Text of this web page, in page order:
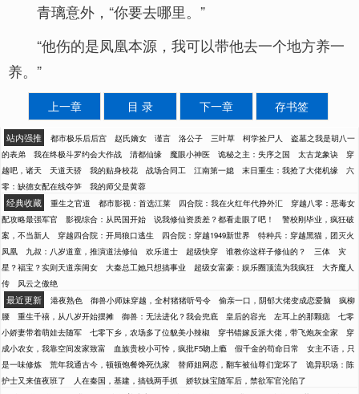
青璃意外，“你要去哪里。”
“他伤的是凤凰本源，我可以带他去一个地方养一
养。”
上一章 目 录 下一章 存书签
站内强推 都市极乐后后宫 赵氏嫡女 谨言 洛公子 三叶草 柯学捡尸人
盗墓之我是胡八一
的表弟
我在终极斗罗约会大作战 清都仙缘 魔眼小神医 诡秘之主：失序之国 太古龙象诀
穿
越吧，诸天
天道天骄 我的贴身校花 战场合同工 江南第一媳 末日重生：我抢了大佬机缘
六
零：缺德女配在线夺笋
我的师父是黄蓉
经典收藏 重生之官道 都市影视：首选江莱 四合院：我在火红年代挣外汇
穿越八零：恶毒女
配攻略最强军官
影视综合：从民国开始 说我修仙资质差？都看走眼了吧！
警校刚毕业，疯狂破
案，不当新人
穿越四合院：开局狼口逃生 四合院：穿越1949新世界
特种兵：穿越黑猫，团灭火
凤凰
九叔：八岁道童，推演道法修仙 欢乐道士 超级快穿 谁教你这样子修仙的？ 三体
灾
星？福宝？实则天道亲闺女
大秦总工她只想搞事业 超级女富豪：娱乐圈顶流为我疯狂
大齐魔人
传
风云之傲绝
最近更新 港夜熟色 御兽小师妹穿越，全村猪猪听号令 偷亲一口，阴郁大佬变成恋爱脑
疯柳
腰
重生千禧，从八岁开始摆摊 御兽：无法进化？我会兜底 皇后的容光 左耳上的那颗痣
七零
小娇妻带着萌娃去随军
七零下乡，农场多了位貌美小辣椒 穿书错嫁反派大佬，带飞炮灰全家
穿
成小农女，我靠空间发家致富
血族贵校小可怜，疯批F5吻上瘾 假千金的苟命日常
女主不语，只
是一味修炼
荒年我通古今，顿顿饱餐馋死仇家 替师姐网恋，翻车被仙尊们宠坏了
诡异职场：陈
护士又来值夜班了
人在秦国，基建，搞钱两手抓
娇软妹宝随军后，禁欲军官沦陷了